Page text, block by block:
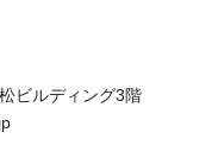
ビルディング3階